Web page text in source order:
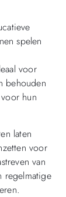
spelen
voor
behouden
hun
laten
voor
van
regelmatige